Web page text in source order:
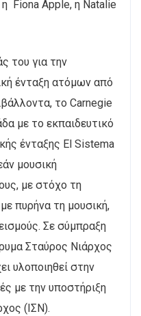
Fiona Apple, η Natalie
του για την
ένταξη ατόμων από
το Carnegie
με το εκπαιδευτικό
ένταξης El Sistema
μουσική
με στόχο τη
πυρήνα τη μουσική,
Σε σύμπραξη
Σταύρος Νιάρχος
υλοποιηθεί στην
με την υποστήριξη
(ΙΣΝ).